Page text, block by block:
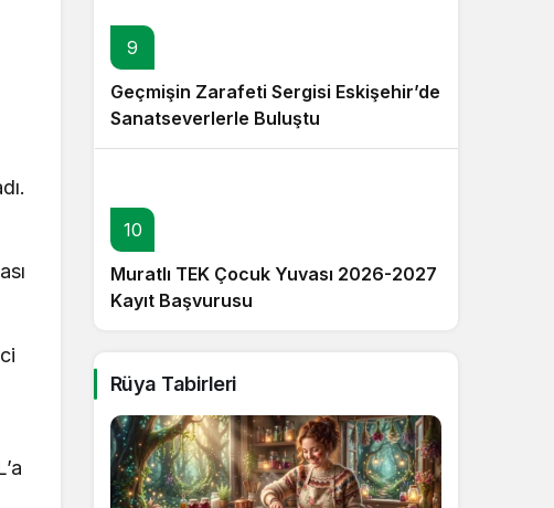
9
Geçmişin Zarafeti Sergisi Eskişehir’de
Sanatseverlerle Buluştu
10
Muratlı TEK Çocuk Yuvası 2026-2027
Kayıt Başvurusu
Rüya Tabirleri